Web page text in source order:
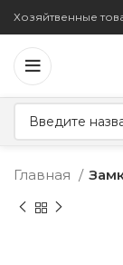
Хозяйтвенные
Главная